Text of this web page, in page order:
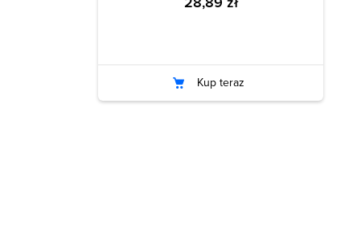
Kup teraz